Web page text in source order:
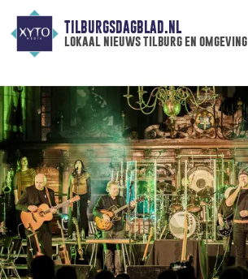
TILBURGSDAGBLAD.NL
lokaal nieuws tilburg en omgeving